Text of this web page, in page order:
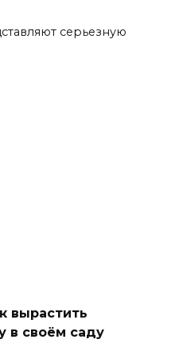
серьезную
вырастить
в своём саду